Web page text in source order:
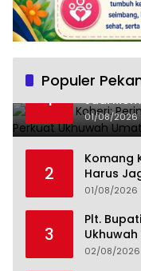
Populer
1
Komang
Jadi
01/08/2026
2
Komang
Harus
Lampung
01/08/2026
3
Plt.
02/08/2026